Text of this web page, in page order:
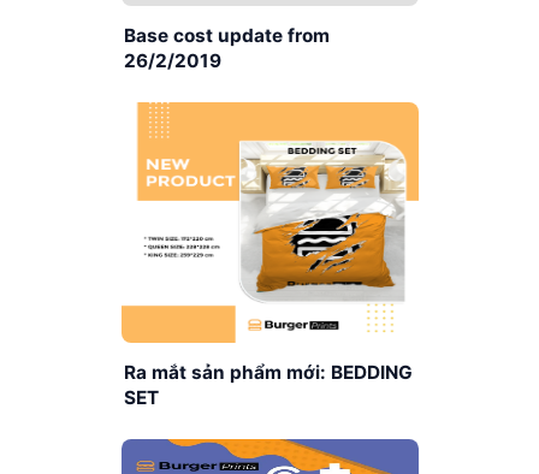
Base cost update from
26/2/2019
Ra mắt sản phẩm mới: BEDDING
SET